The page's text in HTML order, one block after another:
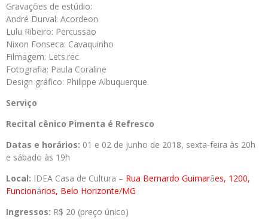
Gravações de estúdio:
André Durval: Acordeon
Lulu Ribeiro: Percussão
Nixon Fonseca: Cavaquinho
Filmagem: Lets.rec
Fotografia: Paula Coraline
Design gráfico: Philippe Albuquerque.
Serviço
Recital cênico Pimenta é Refresco
Datas e horários: 01 e 02 de junho de 2018, sexta-feira às 20h
e sábado às 19h
Local: IDEA Casa de Cultura – Rua Bernardo Guimarães, 1200,
Funcionários, Belo Horizonte/MG
Ingressos: R$ 20 (preço único)